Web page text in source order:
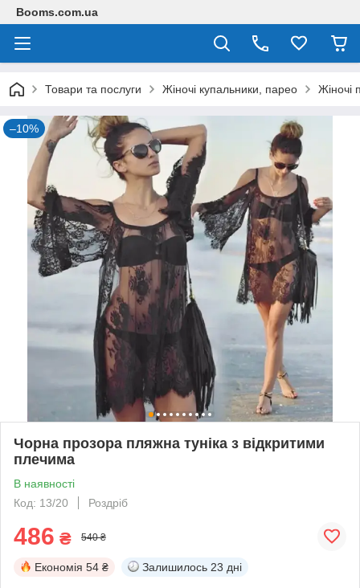
Booms.com.ua
Товари та послуги Жіночі купальники, парео Жіночі
–10%
Чорна прозора пляжна туніка з відкритими
плечима
В наявності
Код: 13/20
Роздріб
486 ₴ 540 ₴
Економія 54 ₴ Залишилось 23 дні